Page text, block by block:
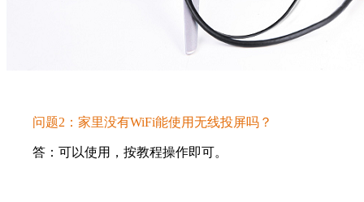
问题2：家里没有WiFi能使用无线投屏吗？
答：可以使用，按教程操作即可。